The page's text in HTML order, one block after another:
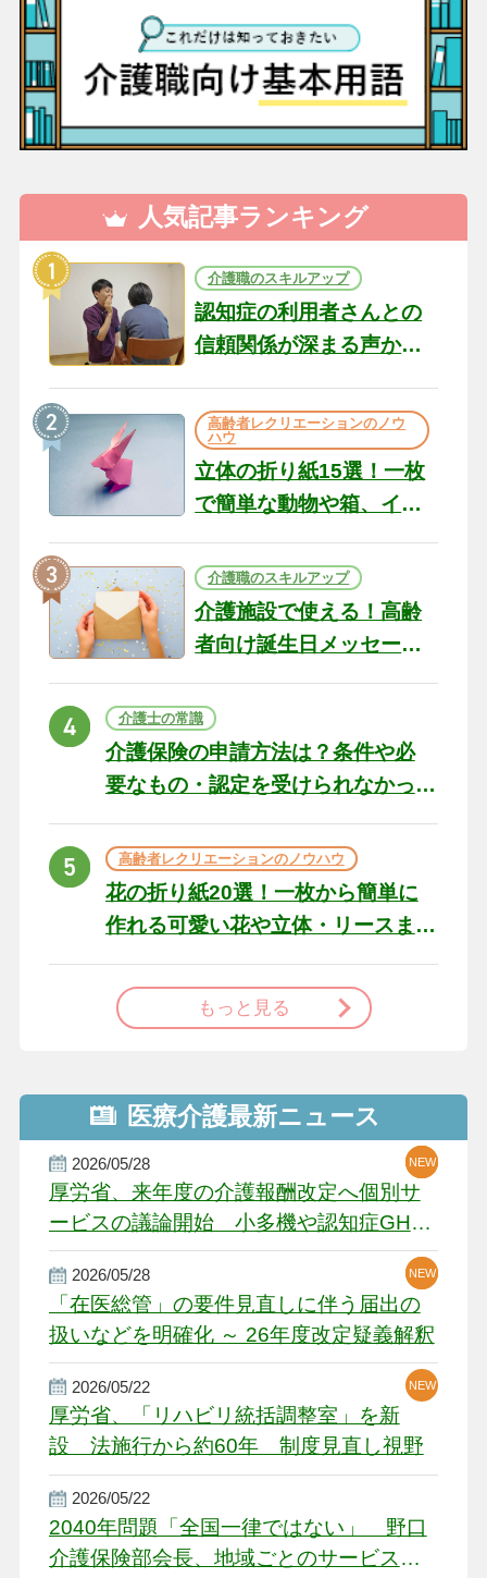
人気記事ランキング
介護職のスキルアップ
認知症の利用者さんとの
信頼関係が深まる声かけ
の現場から（22）
高齢者レクリエーションのノウ
ハウ
立体の折り紙15選！一枚
で簡単な動物や箱、イン
介護職のスキルアップ
介護施設で使える！高齢
者向け誕生日メッセージ
ト
介護士の常識
介護保険の申請方法は？条件や必
要なもの・認定を受けられなかっ
高齢者レクリエーションのノウハウ
花の折り紙20選！一枚から簡単に
作れる可愛い花や立体・リースま
もっと見る
医療介護最新ニュース
2026/05/28
厚労省、来年度の介護報酬改定へ個別サ
ービスの議論開始 小多機や認知症GH、
厳しい経営環境に危機感
NEW
NEW
NEW
2026/05/28
「在医総管」の要件見直しに伴う届出の
扱いなどを明確化 ～ 26年度改定疑義解釈
NEW
NEW
2026/05/22
厚労省、「リハビリ統括調整室」を新
設 法施行から約60年 制度見直し視野
NEW
2026/05/22
2040年問題「全国一律ではない」 野口
介護保険部会長、地域ごとのサービス基